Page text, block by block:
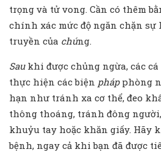
trọng và tử vong. Cần có thêm
chính xác mức độ ngăn chặn
truyền của chúng.
Sau khi được chủng ngừa, các
thực hiện các biện pháp phòng
hạn như tránh xa cơ thể, đeo
thông thoáng, tránh đông
khuỷu tay hoặc khăn giấy. Hãy
bệnh, ngay cả khi bạn đã được